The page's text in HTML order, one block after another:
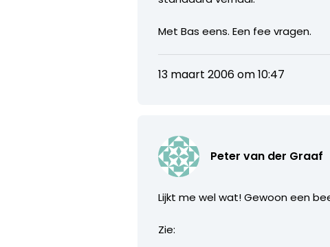
Met Bas eens. Een fee vragen.
13 maart 2006 om 10:47
Peter van der Graaf
Lijkt me wel wat! Gewoon een
Zie: